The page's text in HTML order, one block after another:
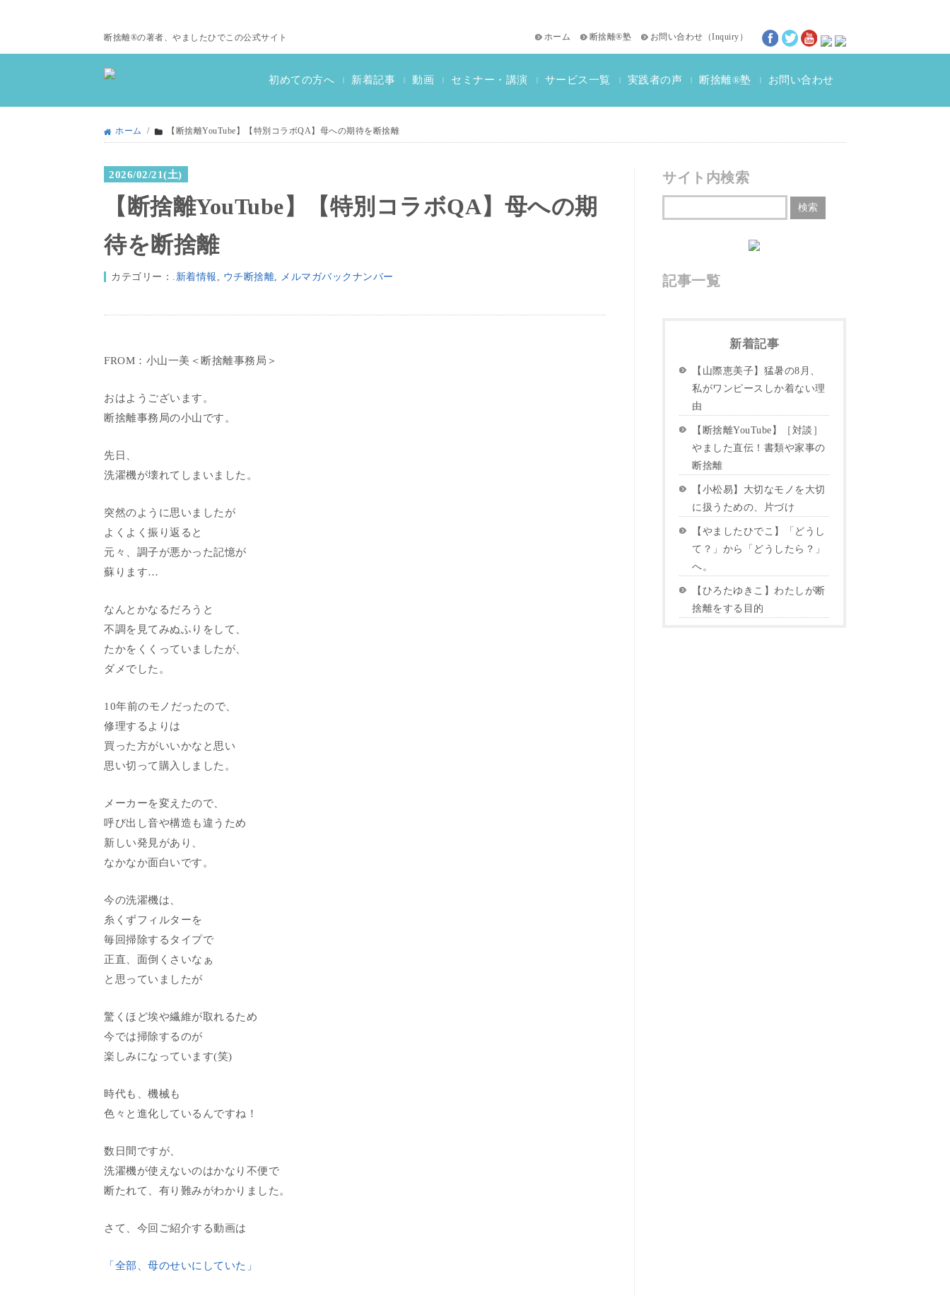
断捨離®の著者、やましたひでこの公式サイト ホーム 断捨離®塾 お問い合わせ （Inquiry ）
初めての方へ | 新着記事 | 動画 | セミナー・講演 | サービス一覧
おススメ書籍
教材一覧
断捨離検定情報
| 実践者の声
断捨離®体験談
動画インタビュー
| 断捨離®塾 | お問い合わせ
ホーム / 【断捨離YouTube】【特別コラボQA】母への期待を断捨離
2026/02/21(土)
【断捨離YouTube】【特別コラボQA】母への期
待を断捨離
カテゴリー： .新着情報 , ウチ断捨離, メルマガバックナンバー
FROM：小山一美＜断捨離事務局＞
おはようございます。
断捨離事務局の小山です。
先日、
洗濯機が壊れてしまいました。
突然のように思いましたが
よくよく振り返ると
元々、調子が悪かった記憶が
蘇ります…
なんとかなるだろうと
不調を見てみぬふりをして、
たかをくくっていましたが、
ダメでした。
10年前のモノだったので、
修理するよりは
買った方がいいかなと思い
思い切って購入しました。
メーカーを変えたので、
呼び出し音や構造も違うため
新しい発見があり、
なかなか面白いです。
今の洗濯機は、
糸くずフィルターを
毎回掃除するタイプで
正直、面倒くさいなぁ
と思っていましたが
驚くほど埃や繊維が取れるため
今では掃除するのが
楽しみになっています(笑)
時代も、機械も
色々と進化しているんですね！
数日間ですが、
洗濯機が使えないのはかなり不便で
断たれて、有り難みがわかりました。
さて、今回ご紹介する動画は
「全部、母のせいにしていた」
サイト内検索
記事一覧
新着記事
【山際恵美子】猛暑の8月、
私がワンピースしか着ない理
由
【断捨離YouTube】［対談］
やました直伝！書類や家事の
断捨離
【小松易】大切なモノを大切
に扱うための、片づけ
【やましたひでこ】「どうし
て？」から「どうしたら？」
へ。
【ひろたゆきこ】わたしが断
捨離をする目的